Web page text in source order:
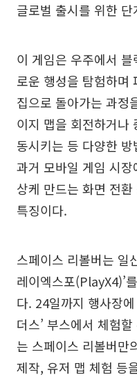
글로벌 출시를 위한
이 게임은 우주에서
로운 행성을 탐험하며
집으로 돌아가는 과정
이지 맵을 회전하거나
동시키는 등 다양한
과거 모바일 게임 시장
상케 만드는 화면 전
특징이다.
스페이스 리볼버는 일
레이엑스포(PlayX4)’
다. 24일까지 행사장
더스’ 부스에서 체험
는 스페이스 리볼버만
제작, 유저 맵 체험 등